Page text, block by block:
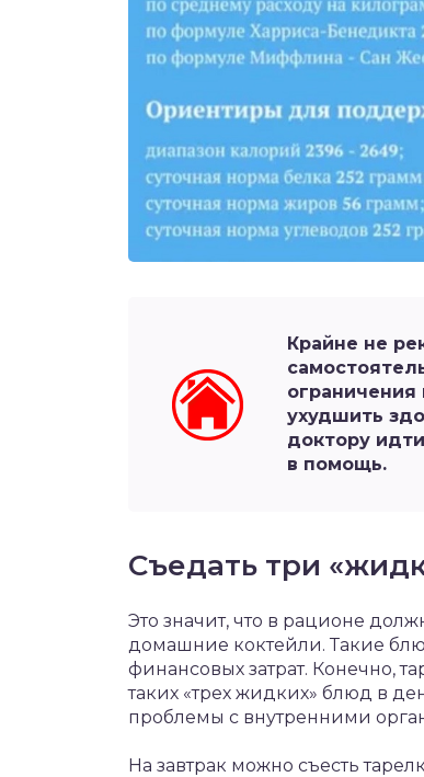
Крайне не
ухудшить
доктору
в помощь.
Съедать три
Это значит, что в рационе
домашние коктейли. Такие
финансовых затрат. Конечно,
таких «трех жидких» блюд в
проблемы с внутренними
На завтрак можно съесть